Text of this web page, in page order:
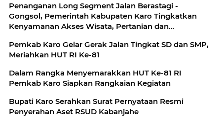
Penanganan Long Segment Jalan Berastagi -
Gongsol, Pemerintah Kabupaten Karo Tingkatkan
Kenyamanan Akses Wisata, Pertanian dan
Pemkab Karo Gelar Gerak Jalan Tingkat SD dan SMP,
Meriahkan HUT RI Ke-81
Dalam Rangka Menyemarakkan HUT Ke-81 RI
Pemkab Karo Siapkan Rangkaian Kegiatan
Bupati Karo Serahkan Surat Pernyataan Resmi
Penyerahan Aset RSUD Kabanjahe